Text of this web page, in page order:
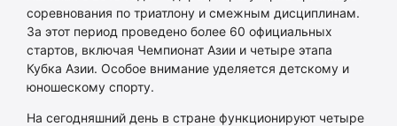
соревнования по триатлону и смежным дисциплинам.
За этот период проведено более 60 официальных
стартов, включая Чемпионат Азии и четыре этапа
Кубка Азии. Особое внимание уделяется детскому и
юношескому спорту.
На сегодняшний день в стране функционируют четыре